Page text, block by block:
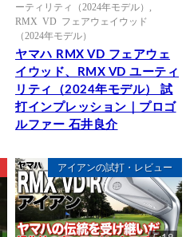
ーティリティ（2024年モデル）
RMX VD フェアウェイウッド
（2024年モデル）
ヤマハ RMX VD フェアウェ
イウッド、RMX VD ユーティ
リティ（2024年モデル） 試
打インプレッション｜プロゴ
ルファー 石井良介
アイアンの試打・レビュー